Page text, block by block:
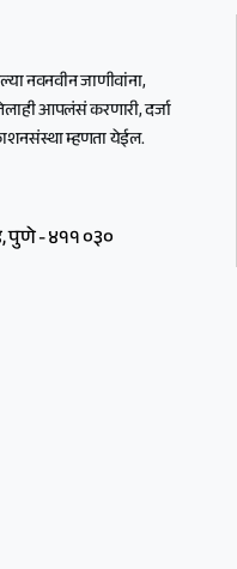
नवनवीन जाणीवांना,
आपलंसं करणारी, दर्जा
म्हणता येईल.
पुणे - ४११ ०३०